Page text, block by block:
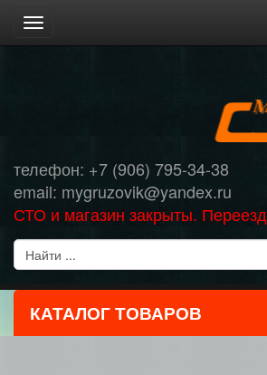
Toggle
navigation
телефон: +7 (906) 795-34-38
email: mygruzovik@yandex.ru
СТО и магазин закрыты. Переезд
КАТАЛОГ ТОВАРОВ